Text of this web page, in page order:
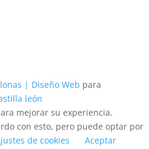
| Diseño Web para
león
mejorar su experiencia.
con esto, pero puede optar por
de cookies
Aceptar